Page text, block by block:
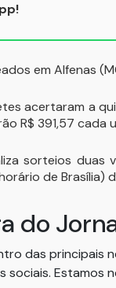
em Alfenas
acertaram a
R$ 391,57 cada
sorteios duas
de
do
das principais
sociais. Estamos